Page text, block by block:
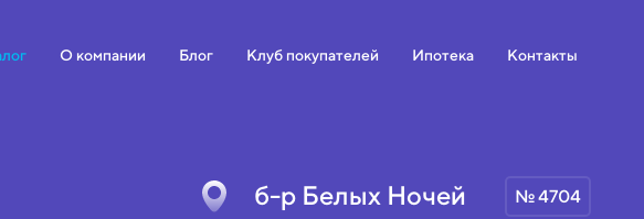
О компании Блог Клуб покупателей Ипотека Контакты
б-р Белых Ночей № 4704